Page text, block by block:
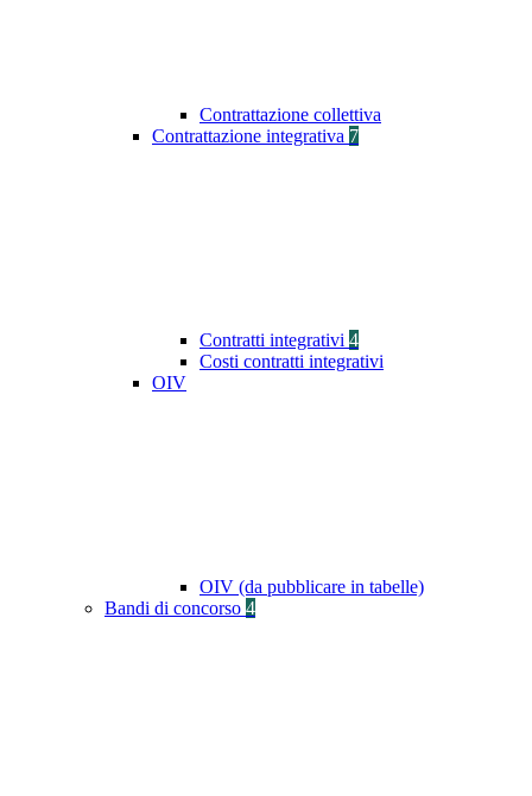
Contrattazione collettiva
Contrattazione integrativa 7
Contratti integrativi 4
Costi contratti integrativi
OIV
OIV (da pubblicare in tabelle)
Bandi di concorso 4